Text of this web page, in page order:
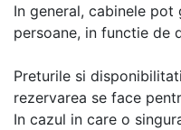
In general, cabinele
persoane, in functie de
Preturile si
rezervarea se face
In cazul in care o